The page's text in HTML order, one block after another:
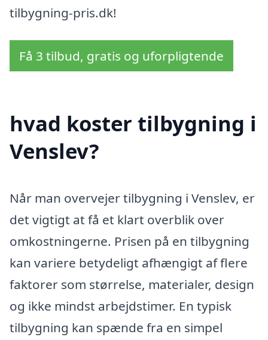
tilbygning-pris.dk!
Få 3 tilbud, gratis og uforpligtende
hvad koster tilbygning i
Venslev?
Når man overvejer tilbygning i Venslev, er
det vigtigt at få et klart overblik over
omkostningerne. Prisen på en tilbygning
kan variere betydeligt afhængigt af flere
faktorer som størrelse, materialer, design
og ikke mindst arbejdstimer. En typisk
tilbygning kan spænde fra en simpel